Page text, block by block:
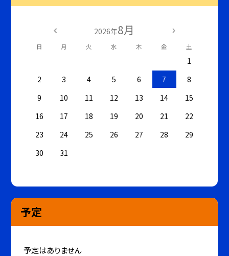
2026年8月
日 月 火 水 木 金 土
1
2
3 4 5 6 7
8
9
10 11 12 13 14
15
16
17 18 19 20 21
22
23
24 25 26 27 28
29
30
31
予定
予定はありません